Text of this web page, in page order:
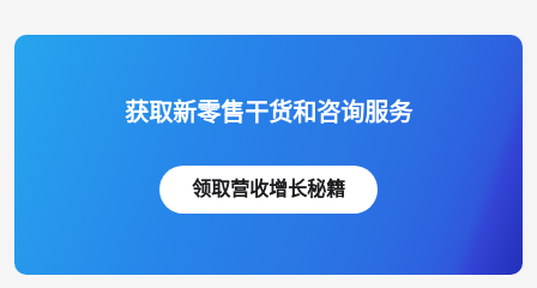
获取新零售干货和咨询服务
领取营收增长秘籍